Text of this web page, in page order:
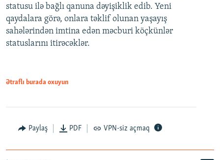
Auto 240p 360p 480p
720p 1080p
480p
720p
statusu ilə bağlı qanuna dəyişiklik edib. Yeni
qaydalara görə, onlara təklif olunan yaşayış
sahələrindən imtina edən məcburi köçkünlər
statuslarını itirəcəklər.
Ətraflı burada oxuyun
Paylaş PDF VPN-siz açmaq